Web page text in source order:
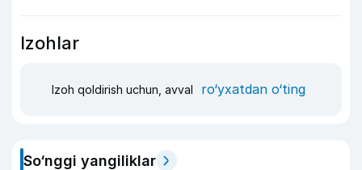
Izohlar
Izoh qoldirish uchun, avval ro‘yxatdan o‘ting
So‘nggi yangiliklar